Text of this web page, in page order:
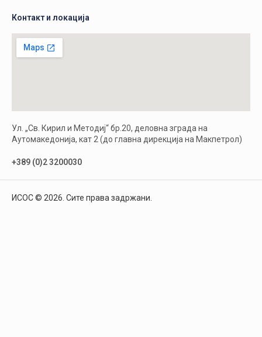
Контакт и локација
Ул. „Св. Кирил и Методиј“ бр.20, деловна зграда на
Аутомакедонија, кат 2 (до главна дирекција на Макпетрол)
+389 (0)2 3200030
ИСОС © 2026. Сите права задржани.